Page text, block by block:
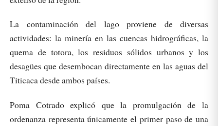
La contaminación del lago proviene de diversas
actividades: la minería en las cuencas hidrográficas, la
quema de totora, los residuos sólidos urbanos y los
desagües que desembocan directamente en las aguas del
Titicaca desde ambos países.
Poma Cotrado explicó que la promulgación de la
ordenanza representa únicamente el primer paso de una